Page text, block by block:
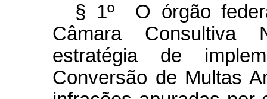
§ 1º O órgão
Câmara Consultiva
estratégia de
Conversão de Multas